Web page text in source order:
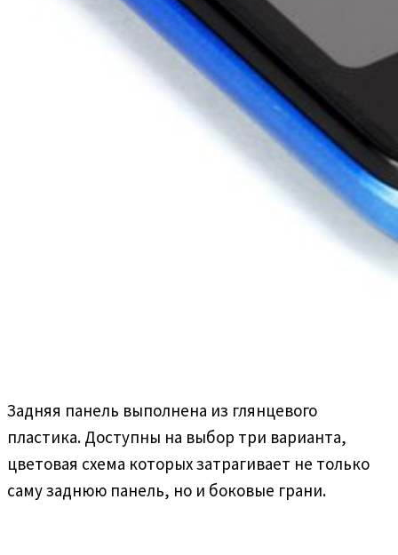
Задняя панель выполнена из глянцевого
пластика. Доступны на выбор три варианта,
цветовая схема которых затрагивает не только
саму заднюю панель, но и боковые грани.